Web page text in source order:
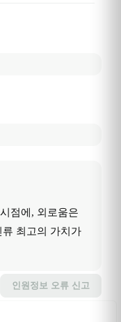
점에, 외로움은
최고의 가치가
인원정보 오류 신고